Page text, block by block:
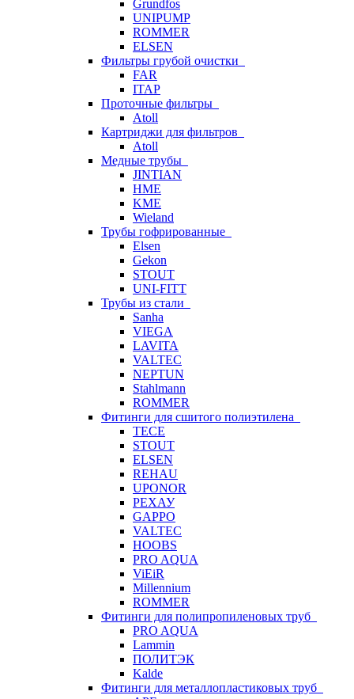
Grundfos
UNIPUMP
ROMMER
ELSEN
Фильтры грубой очистки
FAR
ITAP
Проточные фильтры
Atoll
Картриджи для фильтров
Atoll
Медные трубы
JINTIAN
HME
KME
Wieland
Трубы гофрированные
Elsen
Gekon
STOUT
UNI-FITT
Трубы из стали
Sanha
VIEGA
LAVITA
VALTEC
NEPTUN
Stahlmann
ROMMER
Фитинги для сшитого полиэтилена
TECE
STOUT
ELSEN
REHAU
UPONOR
РЕХАУ
GAPPO
VALTEC
HOOBS
PRO AQUA
ViEiR
Millennium
ROMMER
Фитинги для полипропиленовых труб
PRO AQUA
Lammin
ПОЛИТЭК
Kalde
Фитинги для металлопластиковых труб